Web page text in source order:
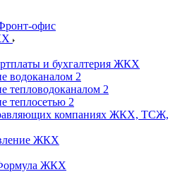
офис
и бухгалтерия ЖКХ
водоканалом 2
тепловодоканалом 2
теплосетью 2
компаниях ЖКХ, ТСЖ,
ЖКХ
ЖКХ